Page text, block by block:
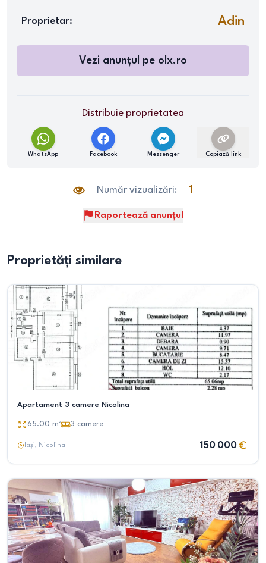
Proprietar: Adin
Vezi anunțul pe olx.ro
Distribuie proprietatea
WhatsApp Facebook Messenger Copiază link
Număr vizualizări: 1
Raportează anunțul
Proprietăți similare
Apartament 3 camere Nicolina
65.00 m² 3 camere
Iași, Nicolina 150 000